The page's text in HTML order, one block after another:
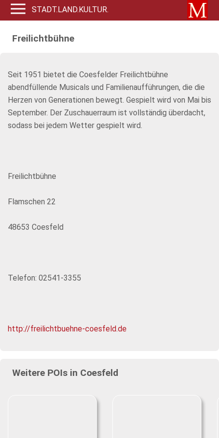
STADT.LAND.KULTUR.
Freilichtbühne
Seit 1951 bietet die Coesfelder Freilichtbühne
abendfüllende Musicals und Familienaufführungen, die die
Herzen von Generationen bewegt. Gespielt wird von Mai bis
September. Der Zuschauerraum ist vollständig überdacht,
sodass bei jedem Wetter gespielt wird.
Freilichtbühne
Flamschen 22
48653 Coesfeld
Telefon: 02541-3355
http://freilichtbuehne-coesfeld.de
Weitere POIs in Coesfeld